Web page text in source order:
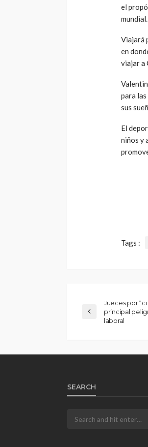
el
mundial.
Viajará
en
viajar a
para
sus
El
niños y
Tags :
Jueces por
principal
laboral
SEARCH